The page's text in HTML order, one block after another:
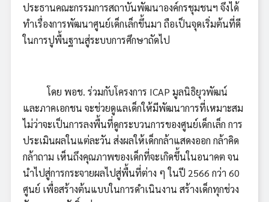
ประธานคณะกรรมการสถาบันพัฒนาองค์กรชุมชนฯ จึงได้
ทำเรื่องการพัฒนาศูนย์เด็กเล็กขึ้นมา ถือเป็นจุดเริ่มต้นที่ดี
ในการปูพื้นฐานสู่ระบบการศึกษาถัดไป
โดย พอช. ร่วมกับโครงการ ICAP มูลนิธิยุวพัฒน์
และภาคเอกชน จะช่วยดูแลเด็กให้มีพัฒนาการที่เหมาะสม
ไม่ว่าจะเป็นการลงพื้นที่ดูกระบวนการของศูนย์เด็กเล็ก การ
ประเมินผลในแต่ละวัน ส่งผลให้เด็กกล้าแสดงออก กล้าคิด
กล้าถาม เห็นถึงคุณภาพของเด็กที่จะเกิดขึ้นในอนาคต จน
นำไปสู่การกระจายผลไปสู่พื้นที่ต่าง ๆ ในปี 2566 กว่า 60
ศูนย์ เพื่อสร้างต้นแบบในการดำเนินงาน สร้างเด็กทุกช่วง